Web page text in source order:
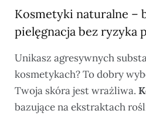
Kosmetyki naturalne –
pielęgnacja bez ryzyka
Unikasz agresywnych
kosmetykach? To dobry
Twoja skóra jest wrażliwa.
bazujące na ekstraktach